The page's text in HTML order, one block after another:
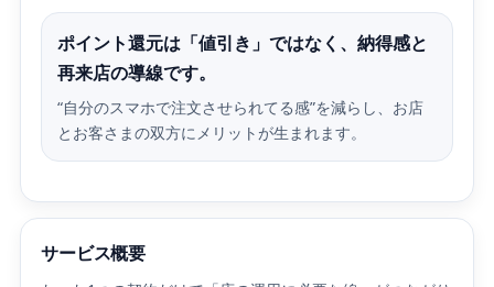
ポイント還元は「値引き」ではなく、納得感と
再来店の導線です。
“自分のスマホで注文させられてる感”を減らし、お店
とお客さまの双方にメリットが生まれます。
サービス概要